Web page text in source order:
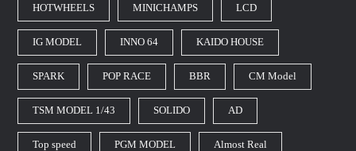
HOTWHEELS MINICHAMPS LCD
IG MODEL INNO 64 KAIDO HOUSE
SPARK POP RACE BBR CM Model
TSM MODEL 1/43 SOLIDO AD
Top speed PGM MODEL Almost Real